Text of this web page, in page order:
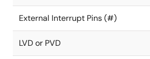
External Interrupt Pins (#)
LVD or PVD